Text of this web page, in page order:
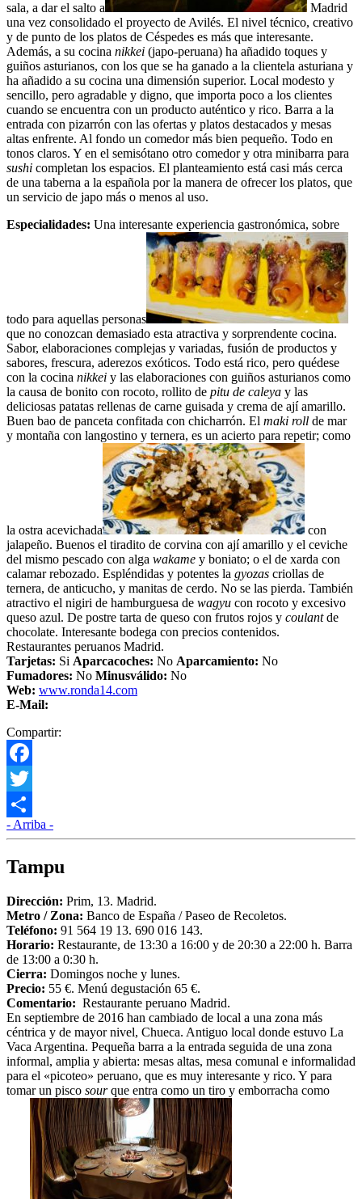
sala, a dar el salto a
Madrid
una vez consolidado el proyecto de Avilés. El nivel técnico, creativo
y de punto de los platos de Céspedes es más que interesante.
Además, a su cocina nikkei (japo-peruana) ha añadido toques y
guiños asturianos, con los que se ha ganado a la clientela asturiana y
ha añadido a su cocina una dimensión superior. Local modesto y
sencillo, pero agradable y digno, que importa poco a los clientes
cuando se encuentra con un producto auténtico y rico. Barra a la
entrada con pizarrón con las ofertas y platos destacados y mesas
altas enfrente. Al fondo un comedor más bien pequeño. Todo en
tonos claros. Y en el semisótano otro comedor y otra minibarra para
sushi completan los espacios. El planteamiento está casi más cerca
de una taberna a la española por la manera de ofrecer los platos, que
un servicio de japo más o menos al uso.
Especialidades: Una interesante experiencia gastronómica, sobre
todo para aquellas personas
que no conozcan demasiado esta atractiva y sorprendente cocina.
Sabor, elaboraciones complejas y variadas, fusión de productos y
sabores, frescura, aderezos exóticos. Todo está rico, pero quédese
con la cocina nikkei y las elaboraciones con guiños asturianos como
la causa de bonito con rocoto, rollito de pitu de caleya y las
deliciosas patatas rellenas de carne guisada y crema de ají amarillo.
Buen bao de panceta confitada con chicharrón. El maki roll de mar
y montaña con langostino y ternera, es un acierto para repetir; como
la ostra acevichada
con
jalapeño. Buenos el tiradito de corvina con ají amarillo y el ceviche
del mismo pescado con alga wakame y boniato; o el de xarda con
calamar rebozado. Espléndidas y potentes la gyozas criollas de
ternera, de anticucho, y manitas de cerdo. No se las pierda. También
atractivo el nigiri de hamburguesa de wagyu con rocoto y excesivo
queso azul. De postre tarta de queso con frutos rojos y coulantde
chocolate. Interesante bodega con precios contenidos.
Restaurantes peruanos Madrid.
Tarjetas: Si Aparcacoches: No Aparcamiento: No
Fumadores: No Minusválido: No
Web: www.ronda14.com
E-Mail:
Compartir:
Facebook
Twitter
Compartir
- Arriba -
Tampu
Dirección: Prim, 13. Madrid.
Metro / Zona: Banco de España / Paseo de Recoletos.
Teléfono: 91 564 19 13. 690 016 143.
Horario: Restaurante, de 13:30 a 16:00 y de 20:30 a 22:00 h. Barra
de 13:00 a 0:30 h.
Cierra: Domingos noche y lunes.
Precio: 55 €. Menú degustación 65 €.
Comentario: Restaurante peruano Madrid.
En septiembre de 2016 han cambiado de local a una zona más
céntrica y de mayor nivel, Chueca. Antiguo local donde estuvo La
Vaca Argentina. Pequeña barra a la entrada seguida de una zona
informal, amplia y abierta: mesas altas, mesa comunal e informalidad
para el «picoteo» peruano, que es muy interesante y rico. Y para
tomar un pisco sourque entra como un tiro y emborracha como